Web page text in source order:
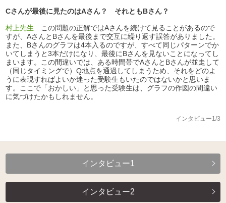
Cさんが最後に見たのはAさん？ それともBさん？
村上先生 この問題の正解ではAさんを続けて見ることがあるので
すが、AさんとBさんを最後まで交互に繰り返す誤答がありました。
また、Bさんのグラフは4本入るのですが、すべて同じパターンでか
いてしまうと3本だけになり、最後にBさんを見ないことになってし
まいます。この間違いでは、ある時間帯でAさんとBさんが並走して
（同じタイミングで）Q地点を通過してしまうため、それをどのよ
うに表現すればよいか迷った受験生もいたのではないかと思いま
す。ここで「おかしい」と思った受験生は、グラフの作図の間違い
に気づけたかもしれません。
インタビュー1/3
インタビュー1
インタビュー2